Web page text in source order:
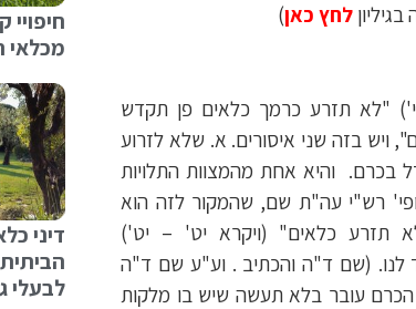
לחץ כאן)
"לא תזרע כרמך כלאים פן תקדש
בזה שני איסורים. א. שלא לזרוע
בכרם. והיא אחת מהמצוות התלויות
רש"י עה"ת שם, שהמקור לזה הוא
תזרע כלאים" (ויקרא יט' – יט')
לנו. (שם ד"ה והכתיב . וע"ע שם ד"ה
הכרם עובר בלא תעשה שיש בו מלקות
מכלאי
דיני
לבעלי